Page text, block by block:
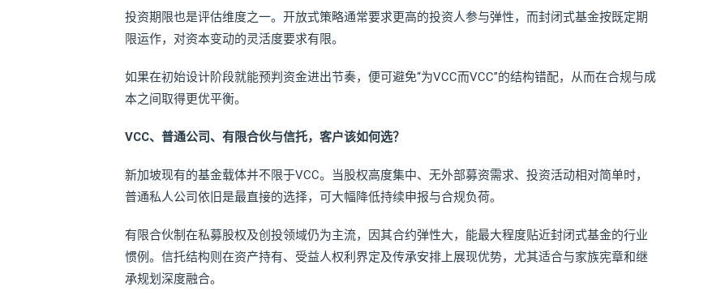
投资期限也是评估维度之一。开放式策略通常要求更高的投资人参与弹性，而封闭式基金按既定期
限运作，对资本变动的灵活度要求有限。
如果在初始设计阶段就能预判资金进出节奏，便可避免“为VCC而VCC”的结构错配，从而在合规与成
本之间取得更优平衡。
VCC、普通公司、有限合伙与信托，客户该如何选？
新加坡现有的基金载体并不限于VCC。当股权高度集中、无外部募资需求、投资活动相对简单时，
普通私人公司依旧是最直接的选择，可大幅降低持续申报与合规负荷。
有限合伙制在私募股权及创投领域仍为主流，因其合约弹性大，能最大程度贴近封闭式基金的行业
惯例。信托结构则在资产持有、受益人权利界定及传承安排上展现优势，尤其适合与家族宪章和继
承规划深度融合。